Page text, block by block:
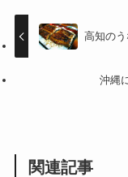
高知の
沖縄
関連記事